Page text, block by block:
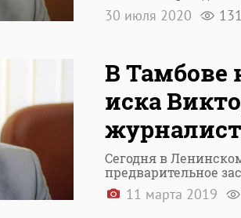
30 июля 2020
В Тамбове
иска
Сегодня в
предварительное
11 марта 2019